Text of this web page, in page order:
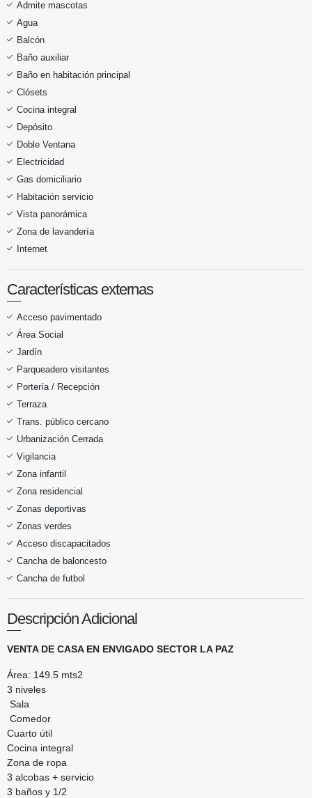
Admite mascotas
Agua
Balcón
Baño auxiliar
Baño en habitación principal
Clósets
Cocina integral
Depósito
Doble Ventana
Electricidad
Gas domiciliario
Habitación servicio
Vista panorámica
Zona de lavandería
Internet
Características externas
Acceso pavimentado
Área Social
Jardín
Parqueadero visitantes
Portería / Recepción
Terraza
Trans. público cercano
Urbanización Cerrada
Vigilancia
Zona infantil
Zona residencial
Zonas deportivas
Zonas verdes
Acceso discapacitados
Cancha de baloncesto
Cancha de futbol
Descripción Adicional
VENTA DE CASA EN ENVIGADO SECTOR LA PAZ
Área: 149.5 mts2
3 niveles
Sala
Comedor
Cuarto útil
Cocina integral
Zona de ropa
3 alcobas + servicio
3 baños y 1/2